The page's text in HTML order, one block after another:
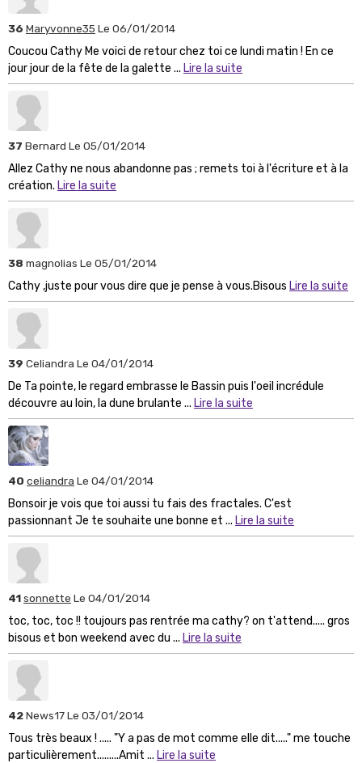
36 Maryvonne35 Le 06/01/2014
Coucou Cathy Me voici de retour chez toi ce lundi matin ! En ce
jour jour de la fête de la galette ... Lire la suite
37 Bernard Le 05/01/2014
Allez Cathy ne nous abandonne pas ; remets toi à l'écriture et à la
création. Lire la suite
38 magnolias Le 05/01/2014
Cathy ,juste pour vous dire que je pense à vous.Bisous Lire la suite
39 Celiandra Le 04/01/2014
De Ta pointe, le regard embrasse le Bassin puis l'oeil incrédule
découvre au loin, la dune brulante ... Lire la suite
40 celiandra Le 04/01/2014
Bonsoir je vois que toi aussi tu fais des fractales. C'est
passionnant Je te souhaite une bonne et ... Lire la suite
41sonnette Le 04/01/2014
toc, toc, toc !! toujours pas rentrée ma cathy? on t'attend..... gros
bisous et bon weekend avec du ... Lire la suite
42News17Le 03/01/2014
Tous très beaux ! ..... "Y a pas de mot comme elle dit....." me touche
particulièrement.........Amit ... Lire la suite